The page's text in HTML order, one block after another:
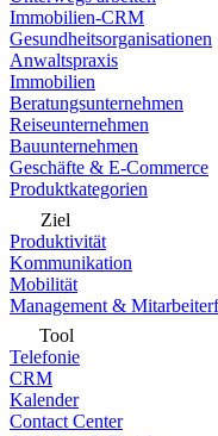
Immobilien-CRM
Gesundheitsorganisationen
Anwaltspraxis
Immobilien
Beratungsunternehmen
Reiseunternehmen
Bauunternehmen
Geschäfte & E-Commerce
Produktkategorien
Ziel
Produktivität
Kommunikation
Mobilität
Management &
Tool
Telefonie
CRM
Kalender
Contact Center